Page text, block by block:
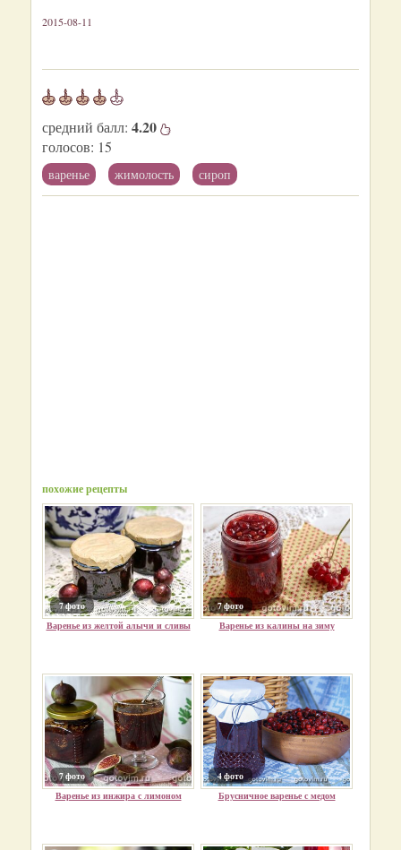
2015-08-11
средний балл: 4.20
голосов: 15
варенье жимолость сироп
похожие рецепты
7 фото
Варенье из желтой алычи и сливы
7 фото
Варенье из калины на зиму
7 фото
Варенье из инжира с лимоном
4 фото
Брусничное варенье с медом